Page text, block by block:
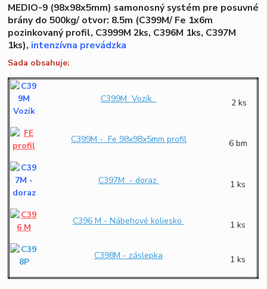
MEDIO-9 (98x98x5mm) samonosný systém pre posuvné
brány do 500kg/ otvor: 8.5m (C399M/ Fe 1x6m
pozinkovaný profil, C3999M 2ks, C396M 1ks, C397M
1ks), intenzívna prevádzka
Sada obsahuje:
C399M Vozík 2 ks
C399M - Fe 98x98x5mm profil 6 bm
C397M - doraz 1 ks
C396 M - Nábehové koliesko 1 ks
C398M - záslepka 1 ks